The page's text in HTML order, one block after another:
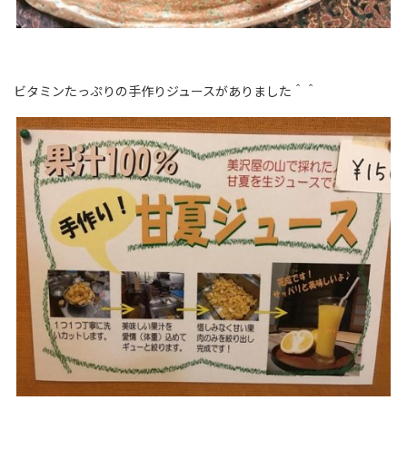
ビタミンたっぷりの手作りジュースがありました＾＾